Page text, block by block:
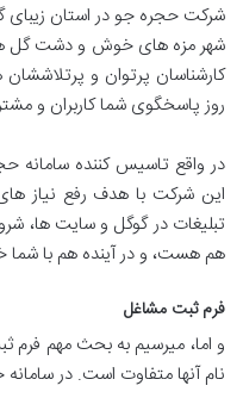
شرکت حجره جو در استان
شهر مزه های خوش و دشت گل
کارشناسان پرتوان و پرتلاششان
روز پاسخگوی شما کاربران و
در واقع تاسیس کننده سامانه
این شرکت با هدف رفع نیاز
تبلیغات در گوگل و سایت ها،
هم هست، و در آینده هم با شما
فرم ثبت مشاغل
و اما، میرسیم به بحث مهم
نام آنها متفاوت است. در